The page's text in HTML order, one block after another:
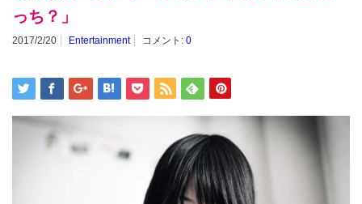
っち？」
2017/2/20 Entertainment コメント: 0